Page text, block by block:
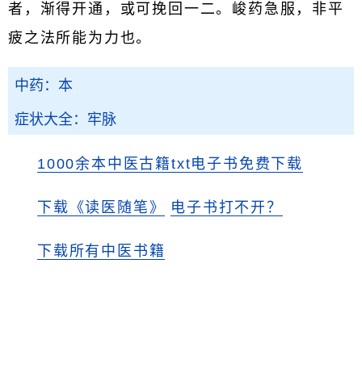
者，渐得开通，或可挽回一二。峻药急服，非平
疲之法所能为力也。
中药：本
症状大全：牢脉
1000余本中医古籍txt电子书免费下载
下载《读医随笔》 电子书打不开？
下载所有中医书籍